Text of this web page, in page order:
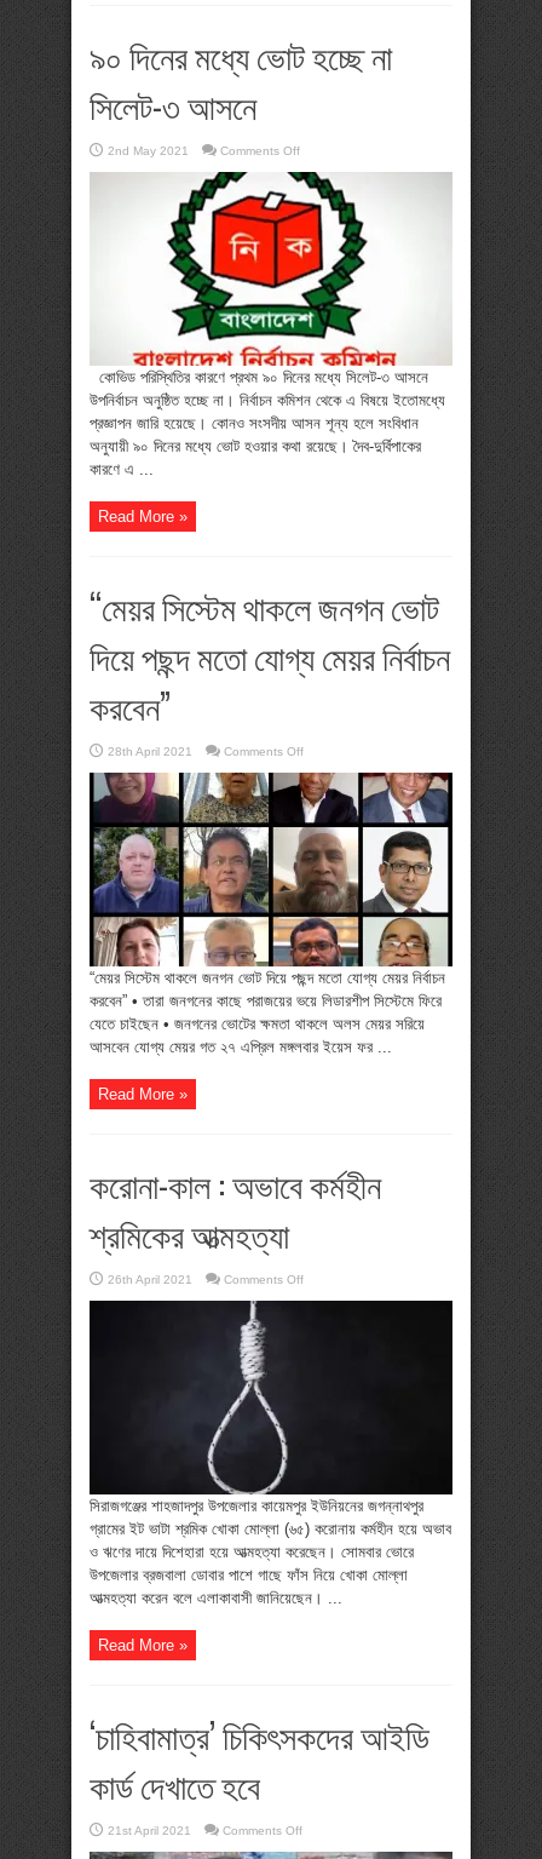
৯০ দিনের মধ্যে ভোট হচ্ছে না
সিলেট-৩ আসনে
2nd May 2021 Comments Offon
দিনের
মধ্যে
ভোট
হচ্ছে
না
সিলেট-৩
আসনে
কোভিড পরিস্থিতির কারণে প্রথম ৯০ দিনের মধ্যে সিলেট-৩ আসনে
উপনির্বাচন অনুষ্ঠিত হচ্ছে না। নির্বাচন কমিশন থেকে এ বিষয়ে ইতোমধ্যে
প্রজ্ঞাপন জারি হয়েছে। কোনও সংসদীয় আসন শূন্য হলে সংবিধান
অনুযায়ী ৯০ দিনের মধ্যে ভোট হওয়ার কথা রয়েছে। দৈব-দুর্বিপাকের
কারণে এ ...
Read More »
“মেয়র সিস্টেম থাকলে জনগন ভোট
দিয়ে পছন্দ মতো যোগ্য মেয়র নির্বাচন
করবেন”
28th April 2021 Comments Offon
সিস্টেম
থাকলে
জনগন
ভোট
দিয়ে
পছন্দ
মতো
যোগ্য
মেয়র
নির্বাচন
করবেন”
“মেয়র সিস্টেম থাকলে জনগন ভোট দিয়ে পছন্দ মতো যোগ্য মেয়র নির্বাচন
করবেন” • তারা জনগনের কাছে পরাজয়ের ভয়ে লিডারশীপ সিস্টেমে ফিরে
যেতে চাইছেন • জনগনের ভোটের ক্ষমতা থাকলে অলস মেয়র সরিয়ে
আসবেন যোগ্য মেয়র গত ২৭ এপ্রিল মঙ্গলবার ইয়েস ফর ...
Read More »
করোনা-কাল : অভাবে কর্মহীন
শ্রমিকের আত্মহত্যা
26th April 2021 Comments Offon
সিরাজগঞ্জের শাহজাদপুর উপজেলার কায়েমপুর ইউনিয়নের জগন্নাথপুর
গ্রামের ইট ভাটা শ্রমিক খোকা মোল্লা (৬৫) করোনায় কর্মহীন হয়ে অভাব
ও ঋণের দায়ে দিশেহারা হয়ে আত্মহত্যা করেছেন। সোমবার ভোরে
উপজেলার ব্রজবালা ডোবার পাশে গাছে ফাঁস নিয়ে খোকা মোল্লা
আত্মহত্যা করেন বলে এলাকাবাসী জানিয়েছেন। ...
Read More »
‘চাহিবামাত্র’ চিকিৎসকদের আইডি
কার্ড দেখাতে হবে
21st April 2021 Comments Offon